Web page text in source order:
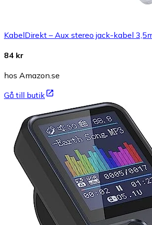
KabelDirekt – Aux stereo jack-kabel
84 kr
hos Amazon.se
Gå till butik